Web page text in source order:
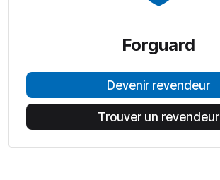
Forguard
Devenir revendeur
Trouver un revendeur